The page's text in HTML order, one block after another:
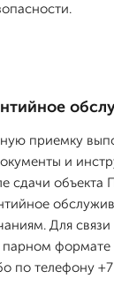
приемку
и
сдачи
Для связи
парном
по телефону